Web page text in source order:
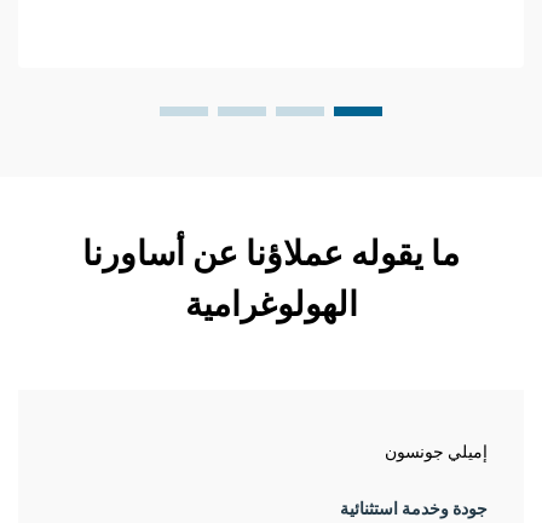
ما يقوله عملاؤنا عن أساورنا
الهولوغرامية
إميلي جونسون
جودة وخدمة استثنائية